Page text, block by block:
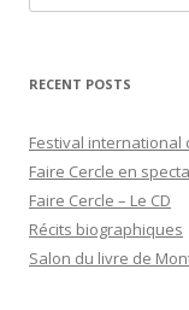
for:
RECENT POSTS
Festival international
Faire Cercle en
Faire Cercle – Le CD
Récits biographiques
Salon du livre de